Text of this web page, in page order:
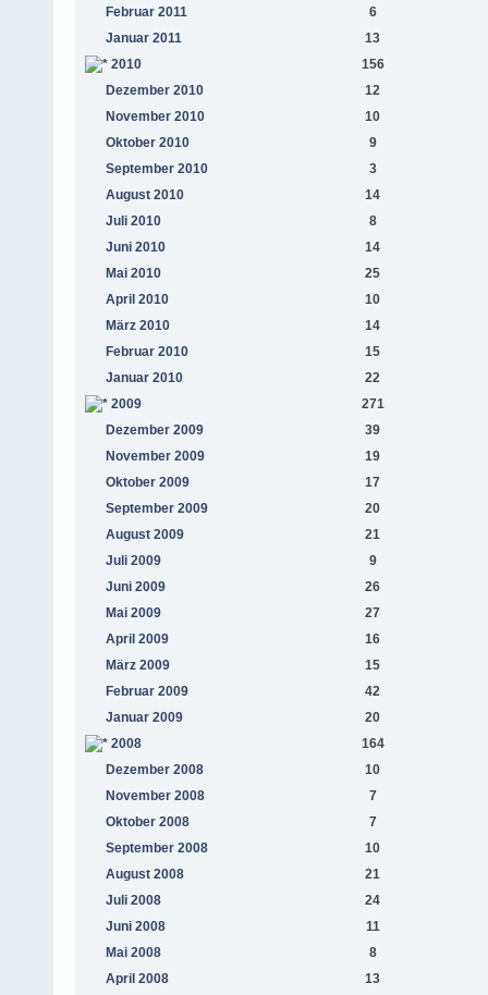
Februar 2011
6
Januar 2011
13
2010
156
Dezember 2010
12
November 2010
10
Oktober 2010
9
September 2010
3
August 2010
14
Juli 2010
8
Juni 2010
14
Mai 2010
25
April 2010
10
März 2010
14
Februar 2010
15
Januar 2010
22
2009
271
Dezember 2009
39
November 2009
19
Oktober 2009
17
September 2009
20
August 2009
21
Juli 2009
9
Juni 2009
26
Mai 2009
27
April 2009
16
März 2009
15
Februar 2009
42
Januar 2009
20
2008
164
Dezember 2008
10
November 2008
7
Oktober 2008
7
September 2008
10
August 2008
21
Juli 2008
24
Juni 2008
11
Mai 2008
8
April 2008
13